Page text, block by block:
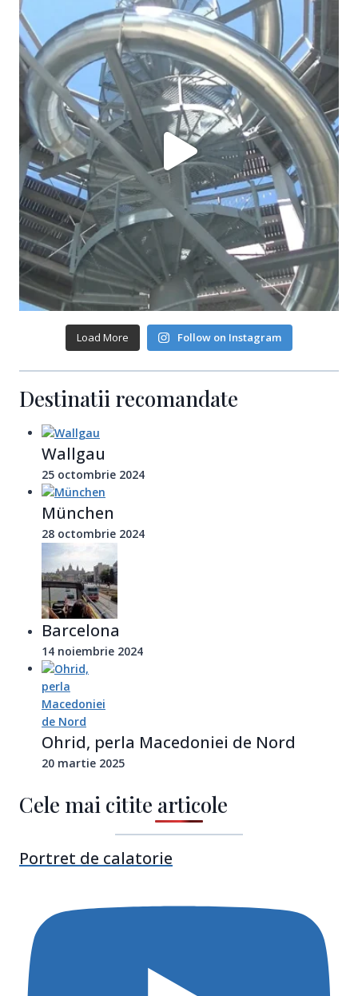
Load More Follow on Instagram
Destinatii recomandate
Wallgau
25 octombrie 2024
München
28 octombrie 2024
Barcelona
14 noiembrie 2024
Ohrid, perla Macedoniei de Nord
20 martie 2025
Cele mai citite articole
Portret de calatorie